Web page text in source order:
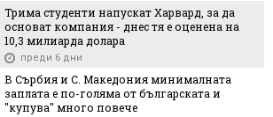
Трима студенти напускат Харвард, за да
основат компания - днес тя е оценена на
10,3 милиарда долара
преди 6 дни
В Сърбия и С. Македония минималната
заплата е по-голяма от българската и
"купува" много повече